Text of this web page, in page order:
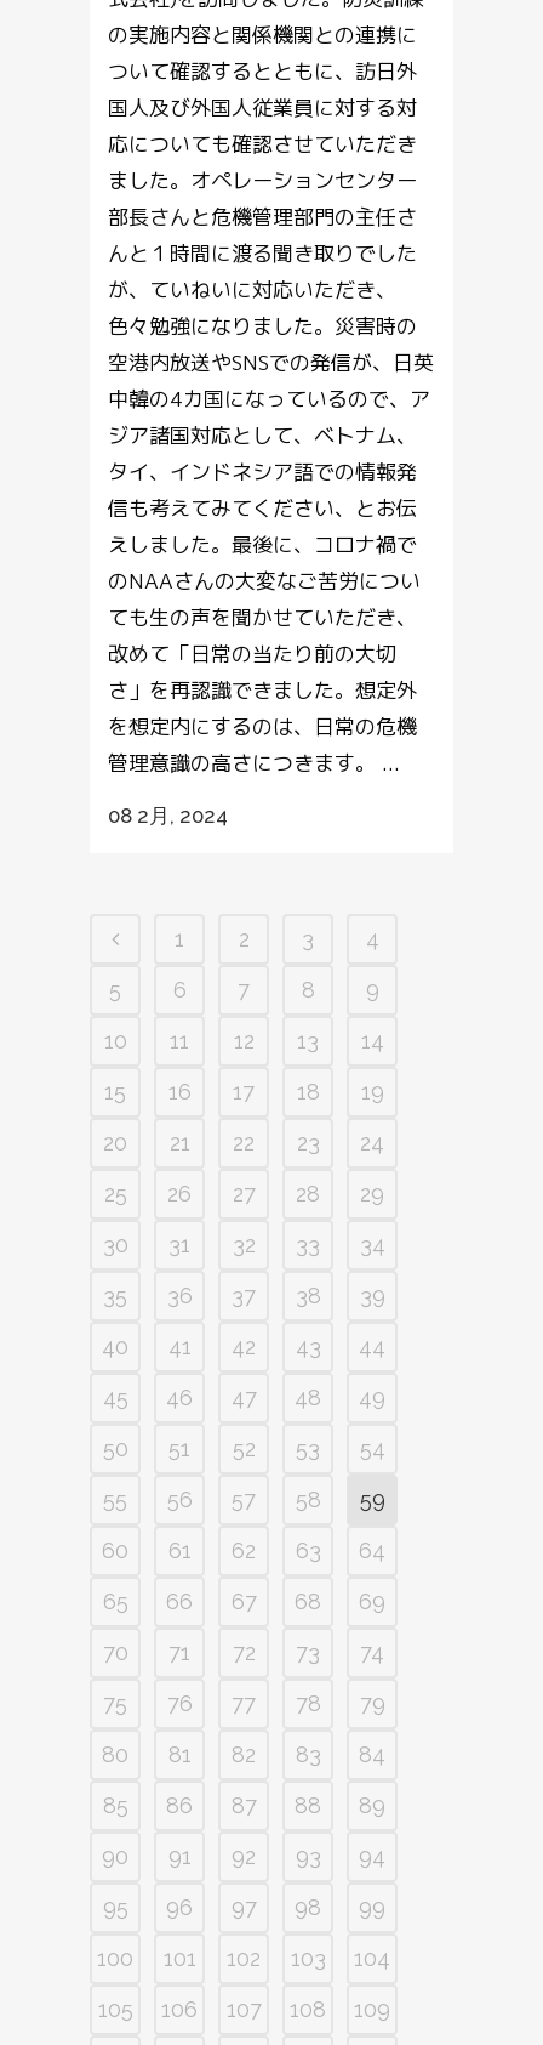
の実施内容と関係機関との連携に
ついて確認するとともに、訪日外
国人及び外国人従業員に対する対
応についても確認させていただき
ました。オペレーションセンター
部長さんと危機管理部門の主任さ
んと１時間に渡る聞き取りでした
が、ていねいに対応いただき、
色々勉強になりました。災害時の
空港内放送やSNSでの発信が、日英
中韓の4カ国になっているので、ア
ジア諸国対応として、ベトナム、
タイ、インドネシア語での情報発
信も考えてみてください、とお伝
えしました。最後に、コロナ禍で
のNAAさんの大変なご苦労につい
ても生の声を聞かせていただき、
改めて「日常の当たり前の大切
さ」を再認識できました。想定外
を想定内にするのは、日常の危機
管理意識の高さにつきます。 ...
08 2月, 2024
1 2 3
4
5
6 7 8
9
10
11 12 13
14
15
16 17 18
19
20
21 22 23
24
25
26 27 28
29
30
31 32 33
34
35
36 37 38
39
40
41 42 43
44
45
46 47 48
49
50
51 52 53
54
55
56 57 58
59
60
61 62 63
64
65
66 67 68
69
70
71 72 73
74
75
76 77 78
79
80
81 82 83
84
85
86 87 88
89
90
91 92 93
94
95
96 97 98
99
100
101 102 103
104
105
106 107 108
109